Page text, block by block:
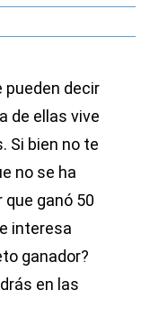
pueden decir
de ellas vive
Si bien no te
no se ha
ganó 50
interesa
ganador?
en las